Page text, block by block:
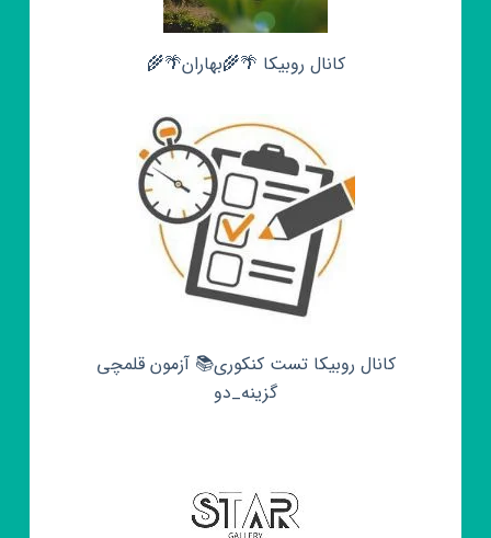
کانال روبیکا 🌴🌾بهاران🌴🌾
کانال روبیکا تست کنکوری📚 آزمون قلمچی‌‌
گزینه_دو